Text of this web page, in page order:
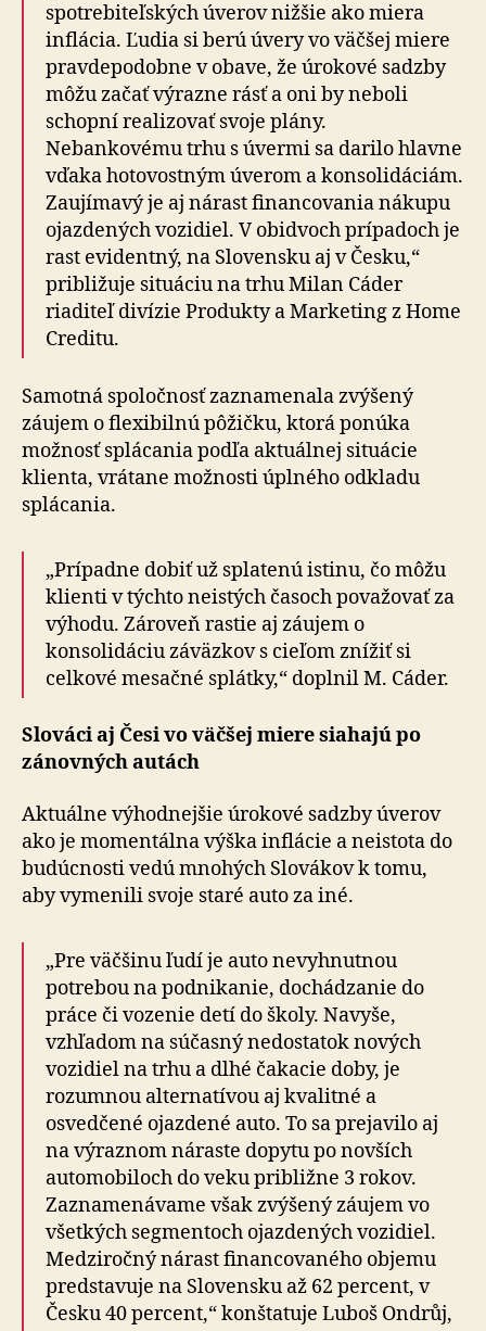
spotrebiteľských úverov nižšie ako miera
inflácia. Ľudia si berú úvery vo väčšej miere
pravdepodobne v obave, že úrokové sadzby
môžu začať výrazne rásť a oni by neboli
schopní realizovať svoje plány.
Nebankovému trhu s úvermi sa darilo hlavne
vďaka hotovostným úverom a konsolidáciám.
Zaujímavý je aj nárast financovania nákupu
ojazdených vozidiel. V obidvoch prípadoch je
rast evidentný, na Slovensku aj v Česku,“
približuje situáciu na trhu Milan Cáder
riaditeľ divízie Produkty a Marketing z Home
Creditu.
Samotná spoločnosť zaznamenala zvýšený
záujem o flexibilnú pôžičku, ktorá ponúka
možnosť splácania podľa aktuálnej situácie
klienta, vrátane možnosti úplného odkladu
splácania.
„Prípadne dobiť už splatenú istinu, čo môžu
klienti v týchto neistých časoch považovať za
výhodu. Zároveň rastie aj záujem o
konsolidáciu záväzkov s cieľom znížiť si
celkové mesačné splátky,“ doplnil M. Cáder.
Slováci aj Česi vo väčšej miere siahajú po
zánovných autách
Aktuálne výhodnejšie úrokové sadzby úverov
ako je momentálna výška inflácie a neistota do
budúcnosti vedú mnohých Slovákov k tomu,
aby vymenili svoje staré auto za iné.
„Pre väčšinu ľudí je auto nevyhnutnou
potrebou na podnikanie, dochádzanie do
práce či vozenie detí do školy. Navyše,
vzhľadom na súčasný nedostatok nových
vozidiel na trhu a dlhé čakacie doby, je
rozumnou alternatívou aj kvalitné a
osvedčené ojazdené auto. To sa prejavilo aj
na výraznom náraste dopytu po novších
automobiloch do veku približne 3 rokov.
Zaznamenávame však zvýšený záujem vo
všetkých segmentoch ojazdených vozidiel.
Medziročný nárast financovaného objemu
predstavuje na Slovensku až 62 percent, v
Česku 40 percent,“ konštatuje Luboš Ondrůj,